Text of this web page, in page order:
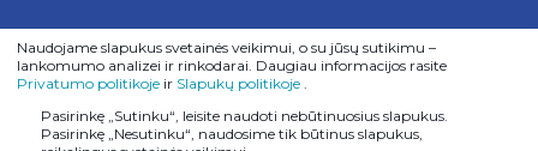
Naudojame slapukus svetainės veikimui, o su jūsų sutikimu –
lankomumo analizei ir rinkodarai. Daugiau informacijos rasite
Privatumo politikoje ir Slapukų politikoje .
Pasirinkę „Sutinku“, leisite naudoti nebūtinuosius slapukus.
Pasirinkę „Nesutinku“, naudosime tik būtinus slapukus,
saugomos.